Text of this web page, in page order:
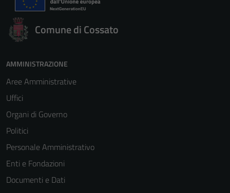
Comune di Cossato
AMMINISTRAZIONE
Aree Amministrative
Uffici
Organi di Governo
Politici
Personale Amministrativo
Enti e Fondazioni
Documenti e Dati